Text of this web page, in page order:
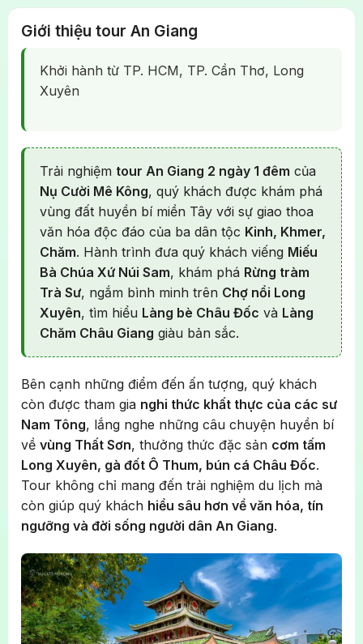
Giới thiệu tour An Giang
Khởi hành từ TP. HCM, TP. Cần Thơ, Long
Xuyên
Trải nghiệm tour An Giang 2 ngày 1 đêm của
Nụ Cười Mê Kông, quý khách được khám phá
vùng đất huyền bí miền Tây với sự giao thoa
văn hóa độc đáo của ba dân tộc Kinh, Khmer,
Chăm. Hành trình đưa quý khách viếng Miếu
Bà Chúa Xứ Núi Sam, khám phá Rừng tràm
Trà Sư, ngắm bình minh trên Chợ nổi Long
Xuyên, tìm hiểu Làng bè Châu Đốc và Làng
Chăm Châu Giang giàu bản sắc.
Bên cạnh những điểm đến ấn tượng, quý khách
còn được tham gia nghi thức khất thực của các sư
Nam Tông, lắng nghe những câu chuyện huyền bí
về vùng Thất Sơn, thưởng thức đặc sản cơm tấm
Long Xuyên, gà đốt Ô Thum, bún cá Châu Đốc.
Tour không chỉ mang đến trải nghiệm du lịch mà
còn giúp quý khách hiểu sâu hơn về văn hóa, tín
ngưỡng và đời sống người dân An Giang.